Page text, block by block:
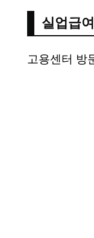
실업급
고용센터 방